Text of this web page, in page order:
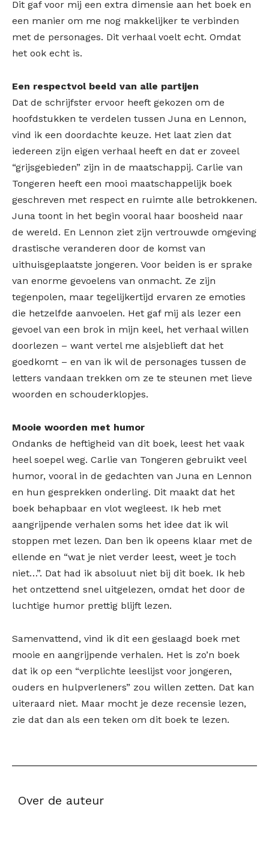
Dit gaf voor mij een extra dimensie aan het boek en
een manier om me nog makkelijker te verbinden
met de personages. Dit verhaal voelt echt. Omdat
het ook echt is.
Een respectvol beeld van alle partijen
Dat de schrijfster ervoor heeft gekozen om de
hoofdstukken te verdelen tussen Juna en Lennon,
vind ik een doordachte keuze. Het laat zien dat
iedereen zijn eigen verhaal heeft en dat er zoveel
“grijsgebieden” zijn in de maatschappij. Carlie van
Tongeren heeft een mooi maatschappelijk boek
geschreven met respect en ruimte alle betrokkenen.
Juna toont in het begin vooral haar boosheid naar
de wereld. En Lennon ziet zijn vertrouwde omgeving
drastische veranderen door de komst van
uithuisgeplaatste jongeren. Voor beiden is er sprake
van enorme gevoelens van onmacht. Ze zijn
tegenpolen, maar tegelijkertijd ervaren ze emoties
die hetzelfde aanvoelen. Het gaf mij als lezer een
gevoel van een brok in mijn keel, het verhaal willen
doorlezen – want vertel me alsjeblieft dat het
goedkomt – en van ik wil de personages tussen de
letters vandaan trekken om ze te steunen met lieve
woorden en schouderklopjes.
Mooie woorden met humor
Ondanks de heftigheid van dit boek, leest het vaak
heel soepel weg. Carlie van Tongeren gebruikt veel
humor, vooral in de gedachten van Juna en Lennon
en hun gesprekken onderling. Dit maakt dat het
boek behapbaar en vlot wegleest. Ik heb met
aangrijpende verhalen soms het idee dat ik wil
stoppen met lezen. Dan ben ik opeens klaar met de
ellende en “wat je niet verder leest, weet je toch
niet…”. Dat had ik absoluut niet bij dit boek. Ik heb
het ontzettend snel uitgelezen, omdat het door de
luchtige humor prettig blijft lezen.
Samenvattend, vind ik dit een geslaagd boek met
mooie en aangrijpende verhalen. Het is zo’n boek
dat ik op een “verplichte leeslijst voor jongeren,
ouders en hulpverleners” zou willen zetten. Dat kan
uiteraard niet. Maar mocht je deze recensie lezen,
zie dat dan als een teken om dit boek te lezen.
Over de auteur